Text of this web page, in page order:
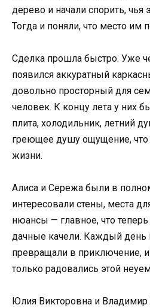
дерево и начали спорить, чья
Тогда и поняли, что место им
Сделка прошла быстро. Уже
появился аккуратный
довольно просторный для
человек. К концу лета у них
плита, холодильник, летний
греющее душу ощущение, что
жизни.
Алиса и Сережа были в
интересовали стены, места
нюансы — главное, что теперь
дачные качели. Каждый день
превращали в приключение,
только радовались этой
Юлия Викторовна и Владимир